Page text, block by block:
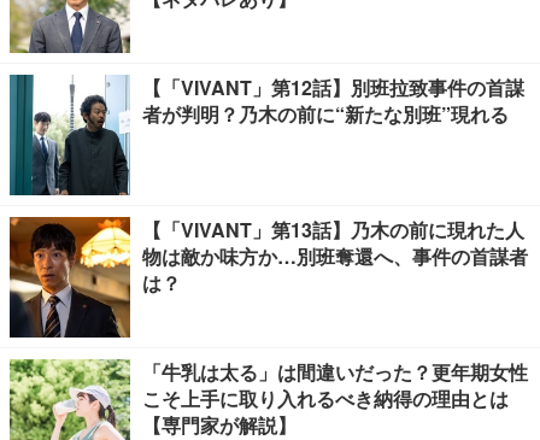
【「VIVANT」第12話】別班拉致事件の首謀
者が判明？乃木の前に“新たな別班”現れる
【「VIVANT」第13話】乃木の前に現れた人
物は敵か味方か…別班奪還へ、事件の首謀者
は？
「牛乳は太る」は間違いだった？更年期女性
こそ上手に取り入れるべき納得の理由とは
【専門家が解説】